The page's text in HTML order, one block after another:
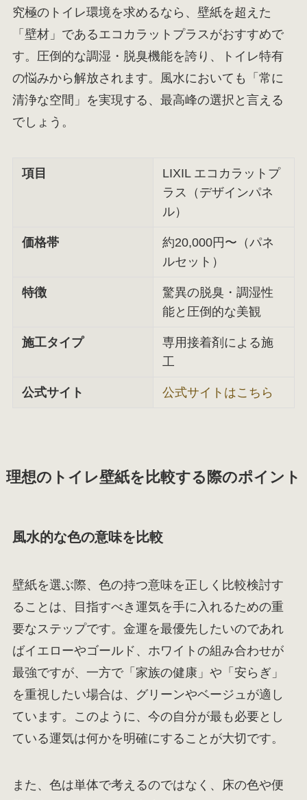
究極のトイレ環境を求めるなら、壁紙を超えた
「壁材」であるエコカラットプラスがおすすめで
す。圧倒的な調湿・脱臭機能を誇り、トイレ特有
の悩みから解放されます。風水においても「常に
清浄な空間」を実現する、最高峰の選択と言える
でしょう。
項目
LIXIL エコカラットプ
ラス（デザインパネ
ル）
価格帯
約20,000円〜（パネ
ルセット）
特徴
驚異の脱臭・調湿性
能と圧倒的な美観
施工タイプ
専用接着剤による施
工
公式サイト 公式サイトはこちら
理想のトイレ壁紙を比較する際のポイント
風水的な色の意味を比較
壁紙を選ぶ際、色の持つ意味を正しく比較検討す
ることは、目指すべき運気を手に入れるための重
要なステップです。金運を最優先したいのであれ
ばイエローやゴールド、ホワイトの組み合わせが
最強ですが、一方で「家族の健康」や「安らぎ」
を重視したい場合は、グリーンやベージュが適し
ています。このように、今の自分が最も必要とし
ている運気は何かを明確にすることが大切です。
また、色は単体で考えるのではなく、床の色や便